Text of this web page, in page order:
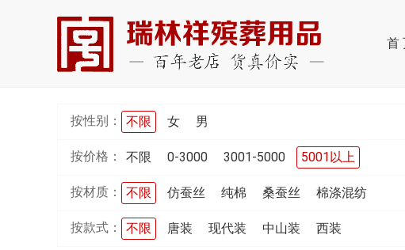
首
按性别： 不限 女 男
按价格： 不限 0-3000 3001-5000 5001以上
按材质： 不限 仿蚕丝 纯棉 桑蚕丝 棉涤混纺
按款式： 不限 唐装 现代装 中山装 西装